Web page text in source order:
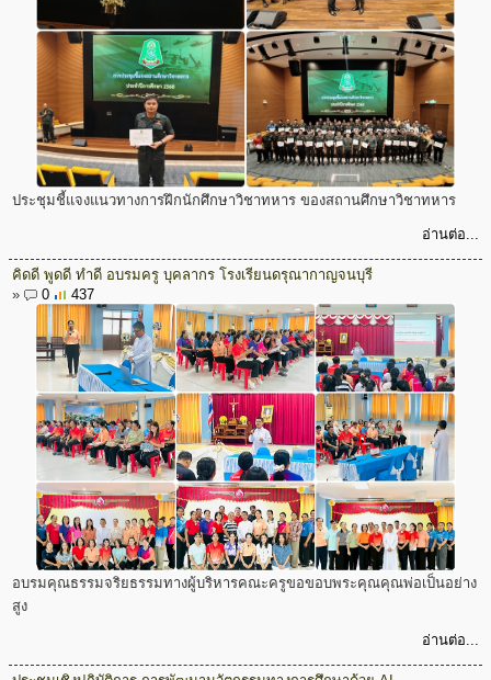
ประชุมชี้แจงแนวทางการฝึกนักศึกษาวิชาทหาร ของสถานศึกษาวิชาทหาร
อ่านต่อ...
คิดดี พูดดี ทำดี อบรมครู บุคลากร โรงเรียนดรุณากาญจนบุรี
»
0 437
อบรมคุณธรรมจริยธรรมทางผู้บริหารคณะครูขอขอบพระคุณคุณพ่อเป็นอย่าง
สูง
อ่านต่อ...